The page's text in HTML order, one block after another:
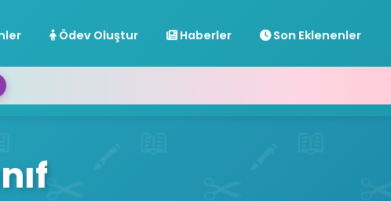
Ödev Oluştur Haberler Son Eklenenler